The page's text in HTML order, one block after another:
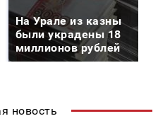
На Урале из казны
были украдены 18
миллионов рублей
новость